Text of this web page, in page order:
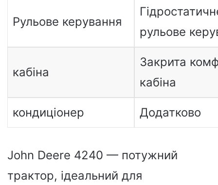
Рульове керування
рульове
кабіна
Закрита
кабіна
кондиціонер Додатково
John Deere 4240 — потужний
трактор, ідеальний для